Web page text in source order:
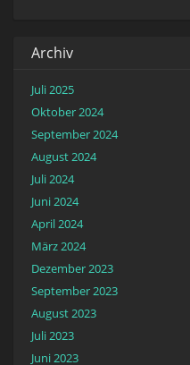
Archiv
Juli 2025
Oktober 2024
September 2024
August 2024
Juli 2024
Juni 2024
April 2024
März 2024
Dezember 2023
September 2023
August 2023
Juli 2023
Juni 2023